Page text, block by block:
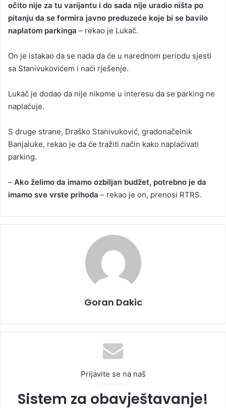
očito nije za tu varijantu i do sada nije uradio ništa po
pitanju da se formira javno preduzeće koje bi se bavilo
naplatom parkinga – rekao je Lukač.
On je istakao da se nada da će u narednom periodu sjesti
sa Stanivukovićem i naći rješenje.
Lukač je dodao da nije nikome u interesu da se parking ne
naplaćuje.
S druge strane, Draško Stanivuković, gradonačelnik
Banjaluke, rekao je da će tražiti način kako naplaćivati
parking.
– Ako želimo da imamo ozbiljan budžet, potrebno je da
imamo sve vrste prihoda – rekao je on, prenosi RTRS.
Goran Dakic
Prijavite se na naš
Sistem za obavještavanje!